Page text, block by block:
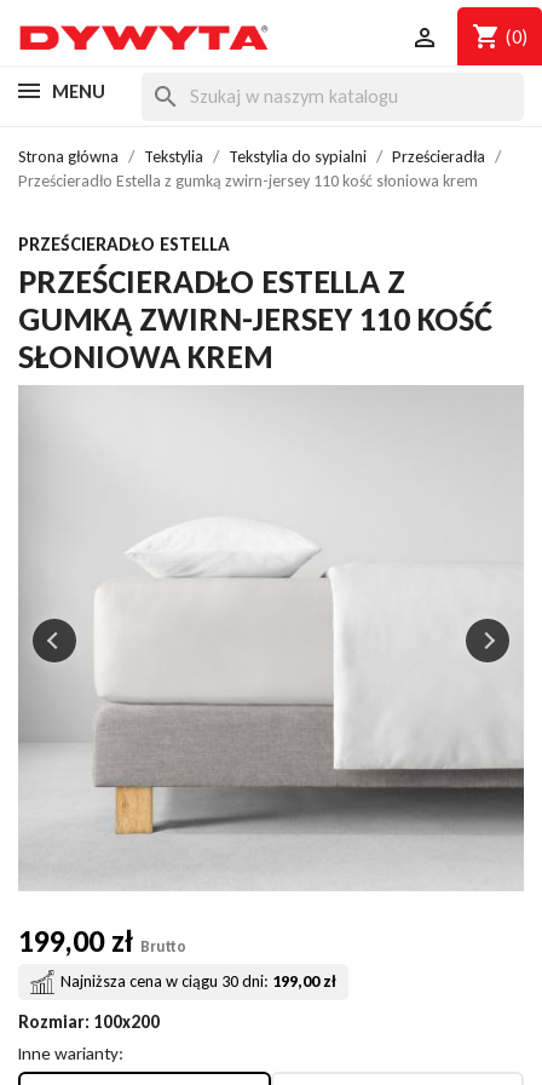
shopping_cart (0)

MENU search
Strona główna Tekstylia Tekstylia do sypialni
Prześcieradła
Prześcieradło Estella z gumką zwirn-jersey 110 kość słoniowa krem
PRZEŚCIERADŁO ESTELLA
PRZEŚCIERADŁO ESTELLA Z
GUMKĄ ZWIRN-JERSEY 110 KOŚĆ
SŁONIOWA KREM
199,00 zł Brutto
Najniższa cena w ciągu 30 dni: 199,00 zł
Rozmiar: 100x200
Inne warianty: